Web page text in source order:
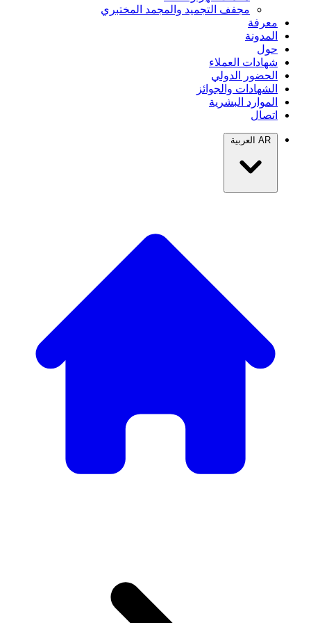
مجفف التجميد والمجمد المختبري
معرفة
المدونة
حول
شهادات العملاء
الحضور الدولي
الشهادات والجوائز
الموارد البشرية
اتصال
AR العربية